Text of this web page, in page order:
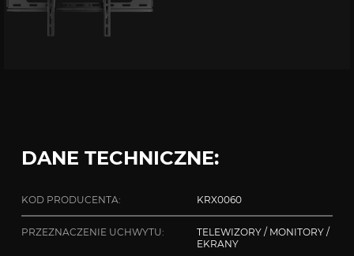
DANE TECHNICZNE:
KOD PRODUCENTA: KRX0060
PRZEZNACZENIE UCHWYTU:
TELEWIZORY / MONITORY /
EKRANY